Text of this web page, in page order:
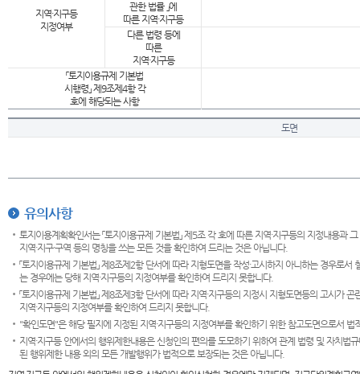
지역·지구등
지정여부
관한 법률 」에
따른 지역·지구등
다른 법령 등에
따른
지역·지구등
「토지이용규제 기본법
시행령」 제9조제4항 각
호에 해당되는 사항
도면
유의사항
토지이용계획확인서는 「토지이용규제 기본법」 제5조 각 호에 따른 지역·지구등의 지정내용
지역·지구·구역 등의 명칭을 쓰는 모든 것을 확인하여 드리는 것은 아닙니다.
「토지이용규제 기본법」 제8조제2항 단서에 따라 지형도면을 작성·고시하지 아니하는 경우로
는 경우에는 당해 지역·지구등의 지정여부를 확인하여 드리지 못합니다.
「토지이용규제 기본법」 제8조제3항 단서에 따라 지역·지구등의 지정시 지형도면등의 고시가
지역·지구등의 지정여부를 확인하여 드리지 못합니다.
"확인도면"은 해당 필지에 지정된 지역·지구등의 지정여부를 확인하기 위한 참고도면으로서
지역·지구등 안에서의 행위제한내용은 신청인의 편의를 도모하기 위하여 관계 법령 및 자치
된 행위제한 내용 외의 모든 개발행위가 법적으로 보장되는 것은 아닙니다.